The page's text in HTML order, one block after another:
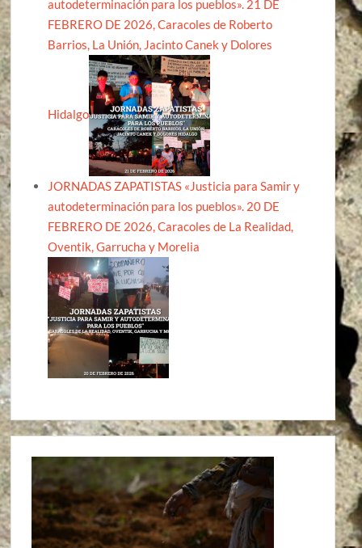
autodeterminación para los pueblos». 21 DE
FEBRERO DE 2026, Caracoles de Roberto
Barrios, La Unión, Jacinto Canek y Dolores
Hidalgo
JORNADAS ZAPATISTAS «Justicia para Samir y
autodeterminación para los pueblos». 20 DE
FEBRERO DE 2026, Caracoles de La Realidad,
Oventik, Garrucha y Morelia